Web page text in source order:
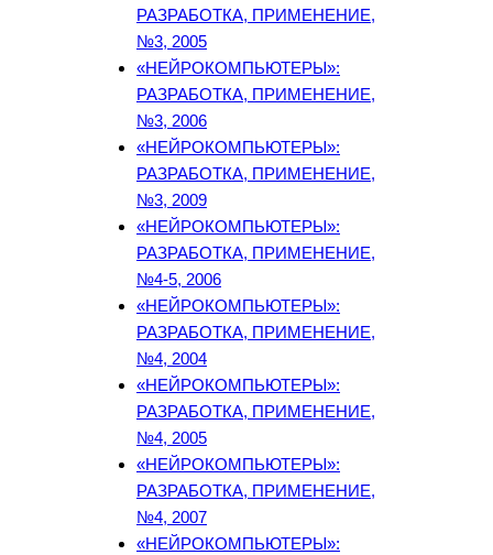
РАЗРАБОТКА, ПРИМЕНЕНИЕ,
№3, 2005
«НЕЙРОКОМПЬЮТЕРЫ»:
РАЗРАБОТКА, ПРИМЕНЕНИЕ,
№3, 2006
«НЕЙРОКОМПЬЮТЕРЫ»:
РАЗРАБОТКА, ПРИМЕНЕНИЕ,
№3, 2009
«НЕЙРОКОМПЬЮТЕРЫ»:
РАЗРАБОТКА, ПРИМЕНЕНИЕ,
№4-5, 2006
«НЕЙРОКОМПЬЮТЕРЫ»:
РАЗРАБОТКА, ПРИМЕНЕНИЕ,
№4, 2004
«НЕЙРОКОМПЬЮТЕРЫ»:
РАЗРАБОТКА, ПРИМЕНЕНИЕ,
№4, 2005
«НЕЙРОКОМПЬЮТЕРЫ»:
РАЗРАБОТКА, ПРИМЕНЕНИЕ,
№4, 2007
«НЕЙРОКОМПЬЮТЕРЫ»: